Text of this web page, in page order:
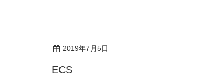
2019年7月5日
ECS